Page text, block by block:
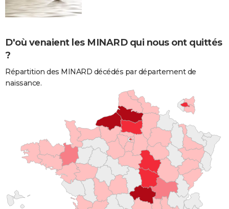
D'où venaient les MINARD qui nous ont quittés
?
Répartition des MINARD décédés par département de
naissance.